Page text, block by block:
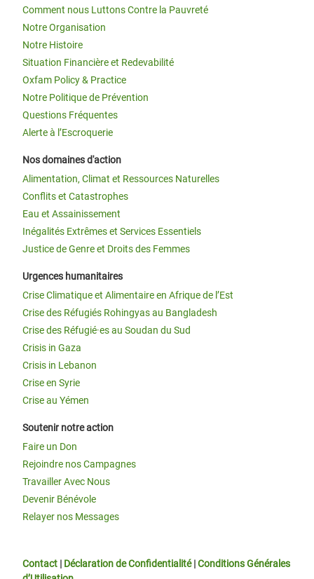
Comment nous Luttons Contre la Pauvreté
Notre Organisation
Notre Histoire
Situation Financière et Redevabilité
Oxfam Policy & Practice
Notre Politique de Prévention
Questions Fréquentes
Alerte à l’Escroquerie
Nos domaines d'action
Alimentation, Climat et Ressources Naturelles
Conflits et Catastrophes
Eau et Assainissement
Inégalités Extrêmes et Services Essentiels
Justice de Genre et Droits des Femmes
Urgences humanitaires
Crise Climatique et Alimentaire en Afrique de l’Est
Crise des Réfugiés Rohingyas au Bangladesh
Crise des Réfugié·es au Soudan du Sud
Crisis in Gaza
Crisis in Lebanon
Crise en Syrie
Crise au Yémen
Soutenir notre action
Faire un Don
Rejoindre nos Campagnes
Travailler Avec Nous
Devenir Bénévole
Relayer nos Messages
Contact | Déclaration de Confidentialité|Conditions Générales